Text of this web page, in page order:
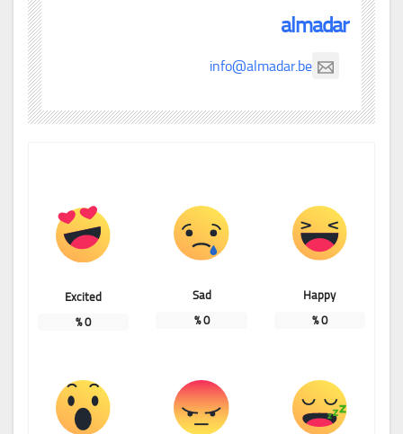
almadar
info@almadar.be
Happy
0
%
Sad
0
%
Excited
0
%